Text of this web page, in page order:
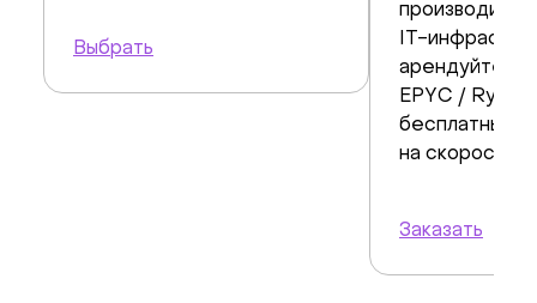
Выбрать
IT-
арендуйте
EPYC /
бесплатным
на скорости
Заказать